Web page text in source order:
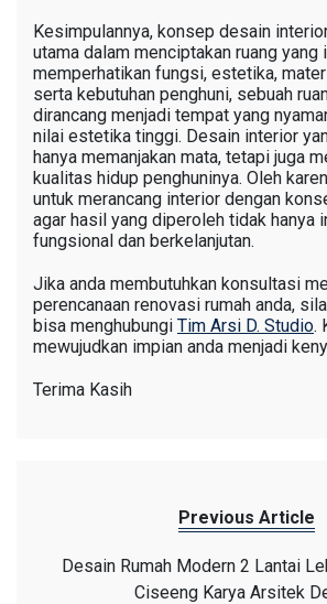
Kesimpulannya, konsep desain
utama dalam menciptakan ruang yang
memperhatikan fungsi, estetika,
serta kebutuhan penghuni, sebuah
dirancang menjadi tempat yang
nilai estetika tinggi. Desain interior
hanya memanjakan mata, tetapi juga
kualitas hidup penghuninya. Oleh
untuk merancang interior dengan
agar hasil yang diperoleh tidak hanya
fungsional dan berkelanjutan.
Jika anda membutuhkan konsultasi
perencanaan renovasi rumah anda,
bisa menghubungi Tim Arsi D. Studio.
mewujudkan impian anda menjadi
Terima Kasih
Previous Article
Desain Rumah Modern 2 Lantai
Ciseeng Karya Arsitek